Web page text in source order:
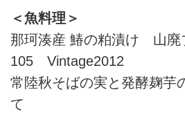
＜魚料理＞
那珂湊産 鰆の粕漬け 山廃
105 Vintage2012
常陸秋そばの実と発酵麹芋
て